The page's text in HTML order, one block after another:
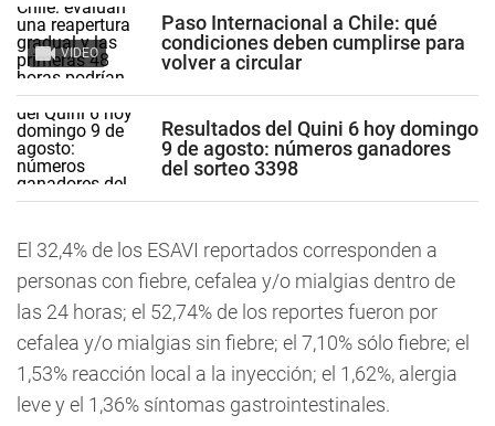
VIDEO
Paso Internacional a Chile: qué
condiciones deben cumplirse para
volver a circular
Resultados del Quini 6 hoy domingo
9 de agosto: números ganadores
del sorteo 3398
El 32,4% de los ESAVI reportados corresponden a
personas con fiebre, cefalea y/o mialgias dentro de
las 24 horas; el 52,74% de los reportes fueron por
cefalea y/o mialgias sin fiebre; el 7,10% sólo fiebre; el
1,53% reacción local a la inyección; el 1,62%, alergia
leve y el 1,36% síntomas gastrointestinales.